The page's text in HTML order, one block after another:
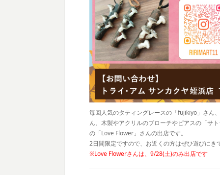
毎回人気のタティングレースの「fujikiyo」さん
ん、木製やアクリルのブローチやピアスの「サ
の「Love Flower」さんの出店です。
2日間限定ですので、お近くの方はぜひ遊びにき
※Love Flowerさんは、9/28(土)のみ出店です